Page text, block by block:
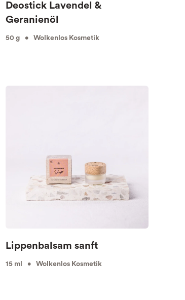
Deostick Lavendel &
Geranienöl
50 g • Wolkenlos Kosmetik
Lippenbalsam sanft
15 ml • Wolkenlos Kosmetik